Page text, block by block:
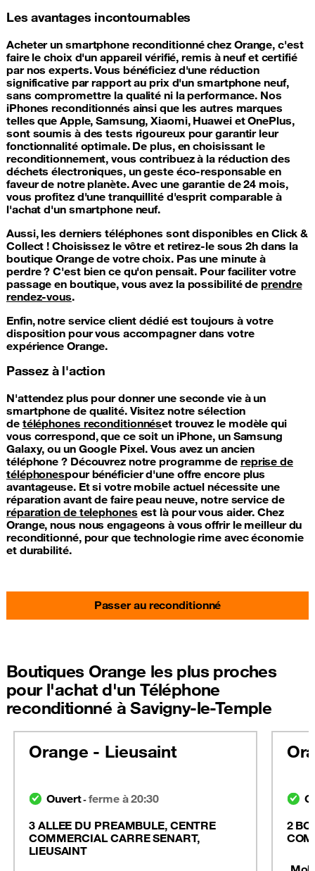
Les avantages incontournables
Acheter un smartphone reconditionné chez Orange, c'est
faire le choix d'un appareil vérifié, remis à neuf et certifié
par nos experts. Vous bénéficiez d'une réduction
significative par rapport au prix d'un smartphone neuf,
sans compromettre la qualité ni la performance. Nos
iPhones reconditionnés ainsi que les autres marques
telles que Apple, Samsung, Xiaomi, Huawei et OnePlus,
sont soumis à des tests rigoureux pour garantir leur
fonctionnalité optimale. De plus, en choisissant le
reconditionnement, vous contribuez à la réduction des
déchets électroniques, un geste éco-responsable en
faveur de notre planète. Avec une garantie de 24 mois,
vous profitez d'une tranquillité d'esprit comparable à
l'achat d'un smartphone neuf.
Aussi, les derniers téléphones sont disponibles en Click &
Collect ! Choisissez le vôtre et retirez-le sous 2h dans la
boutique Orange de votre choix. Pas une minute à
perdre ? C'est bien ce qu'on pensait. Pour faciliter votre
passage en boutique, vous avez la possibilité deprendre
rendez-vous.
Enfin, notre service client dédié est toujours à votre
disposition pour vous accompagner dans votre
expérience Orange.
Passez à l'action
N'attendez plus pour donner une seconde vie à un
smartphone de qualité. Visitez notre sélection
de téléphones reconditionnéset trouvez le modèle qui
vous correspond, que ce soit un iPhone, un Samsung
Galaxy, ou un Google Pixel. Vous avez un ancien
téléphone ? Découvrez notre programme de reprise de
téléphonespour bénéficier d'une offre encore plus
avantageuse. Et si votre mobile actuel nécessite une
réparation avant de faire peau neuve, notre service de
réparation de telephones est là pour vous aider. Chez
Orange, nous nous engageons à vous offrir le meilleur du
reconditionné, pour que technologie rime avec économie
et durabilité.
Passer au reconditionné
Boutiques Orange les plus proches
pour l'achat d'un Téléphone
reconditionné à Savigny-le-Temple
Orange - Lieusaint
Ouvert-ferme à 20:30
3 ALLEE DU PREAMBULE, CENTRE
COMMERCIAL CARRE SENART,
LIEUSAINT
2